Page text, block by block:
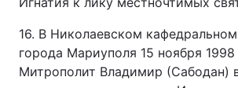
16. В Николаевском
города Мариуполя 15 ноября 1998
Митрополит Владимир (Сабодан)